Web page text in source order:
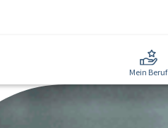
Mein Beruf